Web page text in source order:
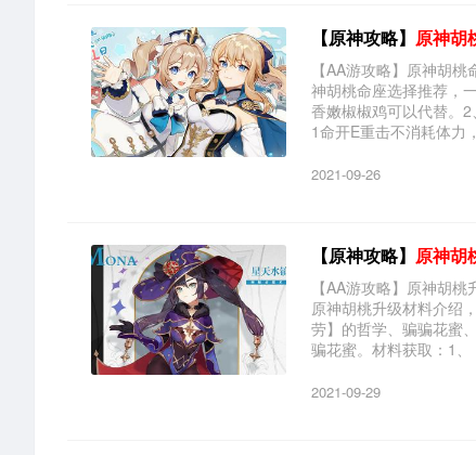
【原神攻略】 原神胡
【AA游攻略】原神胡
神胡桃命座选择推荐，
香嫩椒椒鸡可以代替。
1命开E重击不消耗体力
2021-09-26
【原神攻略】 原神胡
【AA游攻略】原神胡
原神胡桃升级材料介绍
劳】的哲学、骗骗花蜜
骗花蜜。材料获取：1、
2021-09-29